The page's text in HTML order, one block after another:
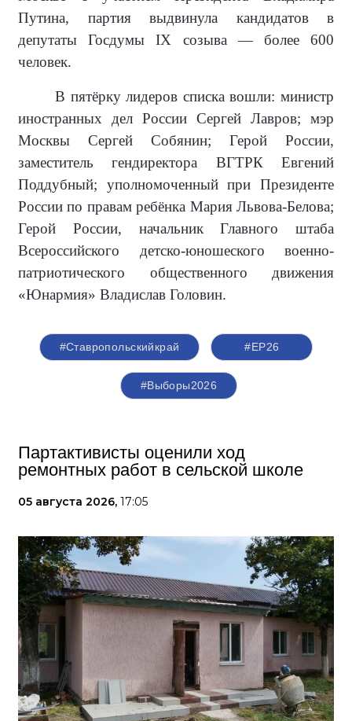
Путина, партия выдвинула кандидатов в
депутаты Госдумы IX созыва — более 600
человек.
В пятёрку лидеров списка вошли: министр
иностранных дел России Сергей Лавров; мэр
Москвы Сергей Собянин; Герой России,
заместитель гендиректора ВГТРК Евгений
Поддубный; уполномоченный при Президенте
России по правам ребёнка Мария Львова-Белова;
Герой России, начальник Главного штаба
Всероссийского детско-юношеского военно-
патриотического общественного движения
«Юнармия» Владислав Головин.
#Ставропольскийкрай #ЕР26
#Выборы2026
Партактивисты оценили ход
ремонтных работ в сельской школе
05 августа 2026, 17:05